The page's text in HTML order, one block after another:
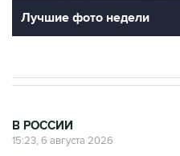
Лучшие фото недели
В РОССИИ
15:23, 6 августа 2026